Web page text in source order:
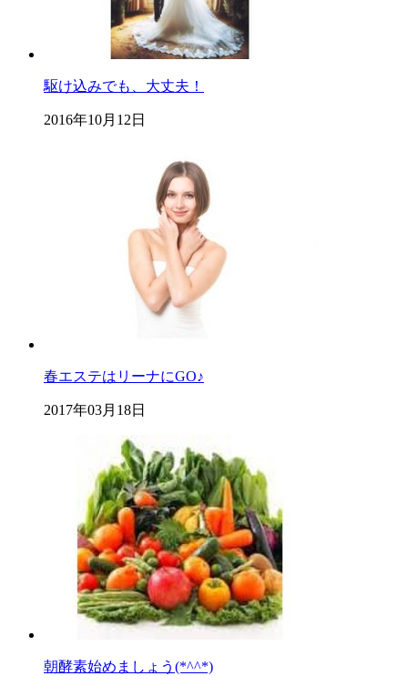
駆け込みでも、大丈夫！
2016年10月12日
春エステはリーナにGO♪
2017年03月18日
朝酵素始めましょう(*^^*)